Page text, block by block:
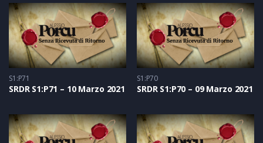
S1:P71
SRDR S1:P71 – 10 Marzo 2021
S1:P70
SRDR S1:P70 – 09 Marzo 2021